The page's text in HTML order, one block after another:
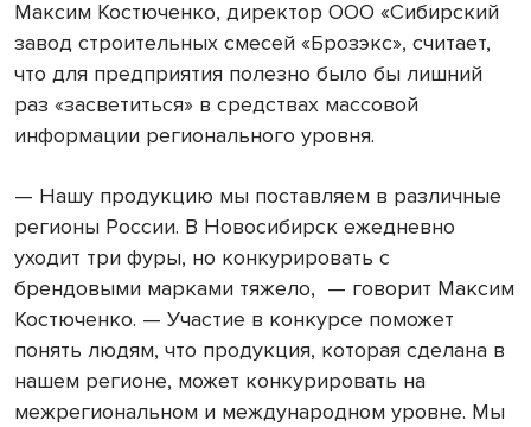
Максим Костюченко, директор ООО «Сибирский
завод строительных смесей «Брозэкс», считает,
что для предприятия полезно было бы лишний
раз «засветиться» в средствах массовой
информации регионального уровня.
— Нашу продукцию мы поставляем в различные
регионы России. В Новосибирск ежедневно
уходит три фуры, но конкурировать с
брендовыми марками тяжело, — говорит Максим
Костюченко. — Участие в конкурсе поможет
понять людям, что продукция, которая сделана в
нашем регионе, может конкурировать на
межрегиональном и международном уровне. Мы